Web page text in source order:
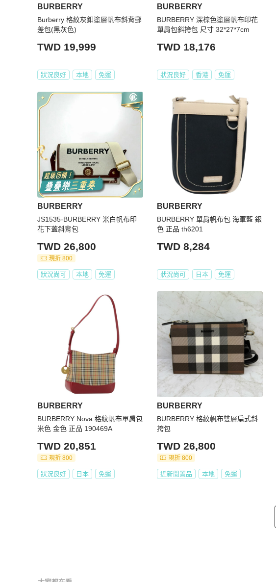
BURBERRY
Burberry 格紋灰釦塗層帆布斜背郵
差包(黑灰色)
TWD 19,999
狀況良好 本地 免運
BURBERRY
BURBERRY 深棕色塗層帆布印花
單肩包斜挎包 尺寸 32*27*7cm
TWD 18,176
狀況良好 香港 免運
BURBERRY
JS1535-BURBERRY 米白帆布印
花下蓋斜背包
TWD 26,800
現折 800
狀況尚可 本地 免運
BURBERRY
BURBERRY 單肩帆布包 海軍藍 銀
色 正品 th6201
TWD 8,284
狀況尚可 日本 免運
BURBERRY
BURBERRY Nova 格紋帆布單肩包
米色 金色 正品 190469A
TWD 20,851
現折 800
狀況良好 日本 免運
BURBERRY
BURBERRY 格紋帆布雙層扁式斜
挎包
TWD 26,800
現折 800
近新閒置品 本地 免運